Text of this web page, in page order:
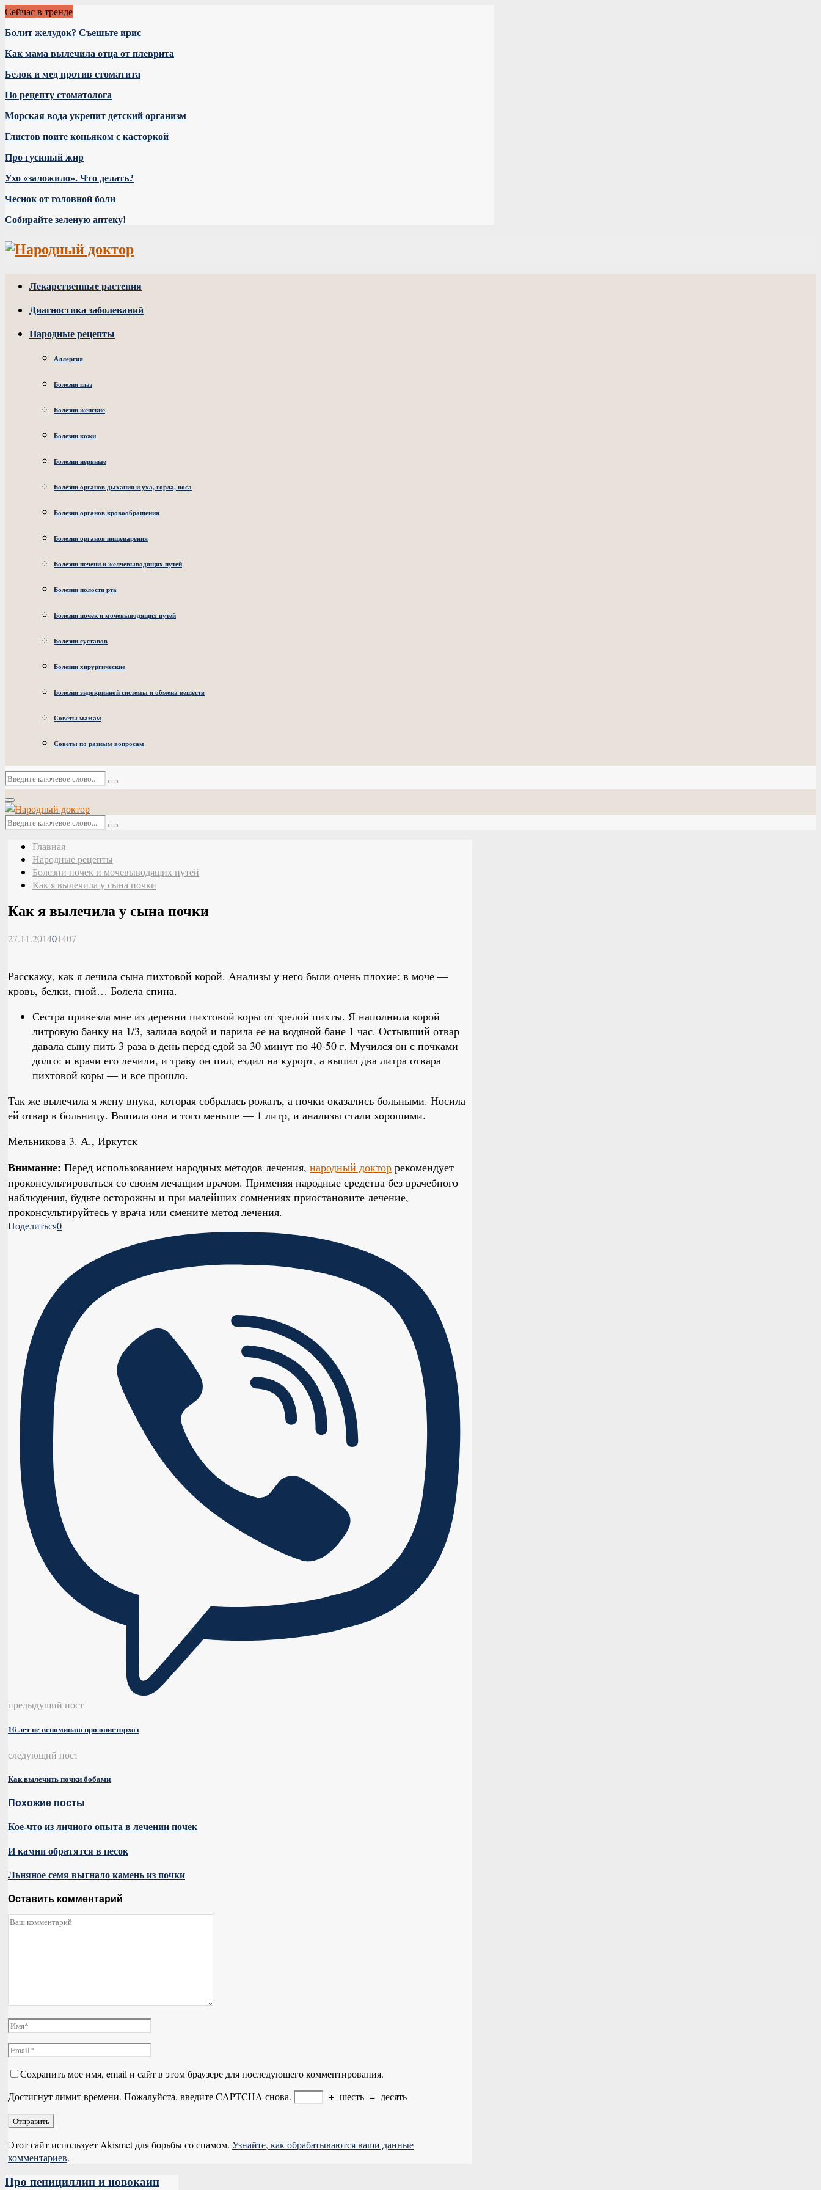
Сейчас в тренде
Болит желудок? Съешьте ирис
Как мама вылечила отца от плеврита
Белок и мед против стоматита
По рецепту стоматолога
Морская вода укрепит детский организм
Глистов поите коньяком с касторкой
Про гусиный жир
Ухо «заложило». Что делать?
Чеснок от головной боли
Собирайте зеленую аптеку!
Лекарственные растения
Диагностика заболеваний
Народные рецепты
Аллергия
Болезни глаз
Болезни женские
Болезни кожи
Болезни нервные
Болезни органов дыхания и уха, горла, носа
Болезни органов кровообращения
Болезни органов пищеварения
Болезни печени и желчевыводящих путей
Болезни полости рта
Болезни почек и мочевыводящих путей
Болезни суставов
Болезни хирургические
Болезни эндокринной системы и обмена веществ
Советы мамам
Советы по разным вопросам
Искать:
Поиск
Основное
меню
Искать:
Поиск
Главная
Народные рецепты
Болезни почек и мочевыводящих путей
Как я вылечила у сына почки
Как я вылечила у сына почки
27.11.201401407
Расскажу, как я лечила сына пихтовой корой. Анализы у него были очень плохие: в моче —
кровь, белки, гной… Болела спина.
Сестра привезла мне из деревни пихтовой коры от зрелой пихты. Я наполнила корой
литровую банку на 1/3, залила водой и парила ее на водяной бане 1 час. Остывший отвар
давала сыну пить 3 раза в день перед едой за 30 минут по 40-50 г. Мучился он с почками
долго: и врачи его лечили, и траву он пил, ездил на курорт, а выпил два литра отвара
пихтовой коры — и все прошло.
Так же вылечила я жену внука, которая собралась рожать, а почки оказались больными. Носила
ей отвар в больницу. Выпила она и того меньше — 1 литр, и анализы стали хорошими.
Мельникова 3. А., Иркутск
Внимание: Перед использованием народных методов лечения, народный доктор рекомендует
проконсультироваться со своим лечащим врачом. Применяя народные средства без врачебного
наблюдения, будьте осторожны и при малейших сомнениях приостановите лечение,
проконсультируйтесь у врача или смените метод лечения.
Поделиться0
предыдущий пост
16 лет не вспоминаю про описторхоз
следующий пост
Как вылечить почки бобами
Похожие посты
Кое-что из личного опыта в лечении почек
И камни обратятся в песок
Льняное семя выгнало камень из почки
Оставить комментарий
Сохранить мое имя, email и сайт в этом браузере для последующего комментирования.
Достигнут лимит времени. Пожалуйста, введите CAPTCHA снова.
+ шесть = десять
Этот сайт использует Akismet для борьбы со спамом. Узнайте, как обрабатываются ваши данные
комментариев.
Про пенициллин и новокаин